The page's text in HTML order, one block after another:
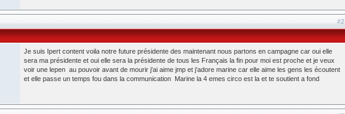
#2
Je suis Ipert content voila notre future présidente des maintenant nous partons en campagne car oui elle
sera ma présidente et oui elle sera la présidente de tous les Français la fin pour moi est proche et je veux
voir une lepen au pouvoir avant de mourir j'ai aime jmp et j'adore marine car elle aime les gens les écoutent
et elle passe un temps fou dans la communication Marine la 4 emes circo est la et te soutient a fond